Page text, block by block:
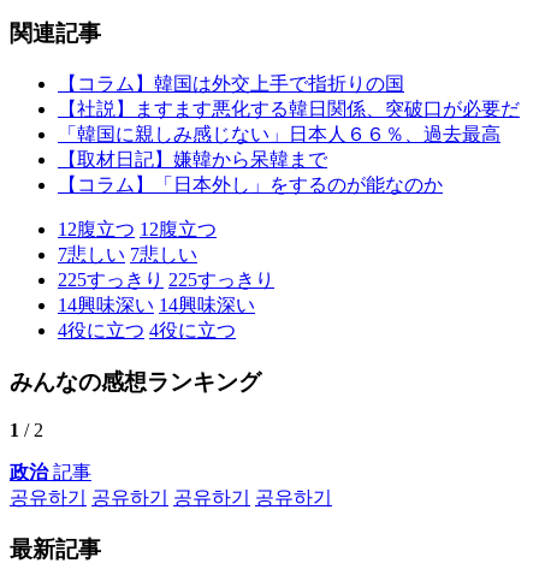
関連記事
【コラム】韓国は外交上手で指折りの国
【社説】ますます悪化する韓日関係、突破口が必要だ
「韓国に親しみ感じない」日本人６６％、過去最高
【取材日記】嫌韓から呆韓まで
【コラム】「日本外し」をするのが能なのか
12腹立つ 12腹立つ
7悲しい 7悲しい
225すっきり 225すっきり
14興味深い 14興味深い
4役に立つ 4役に立つ
みんなの感想ランキング
1 / 2
政治記事
공유하기
공유하기 공유하기 공유하기
最新記事